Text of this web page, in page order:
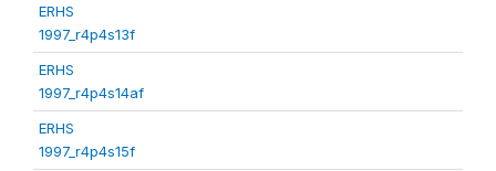
ERHS
1997_r4p4s13f
ERHS
1997_r4p4s14af
ERHS
1997_r4p4s15f